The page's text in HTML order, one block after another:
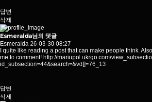
답변
삭제
Esmeralda님의 댓글
Esmeralda 26-03-30 08:27
I quite like reading a post that can make people think.
me to comment! http://mariupol.ukrgo.com/
id_subsection=44&search=&vd []=76_13
답변
삭제